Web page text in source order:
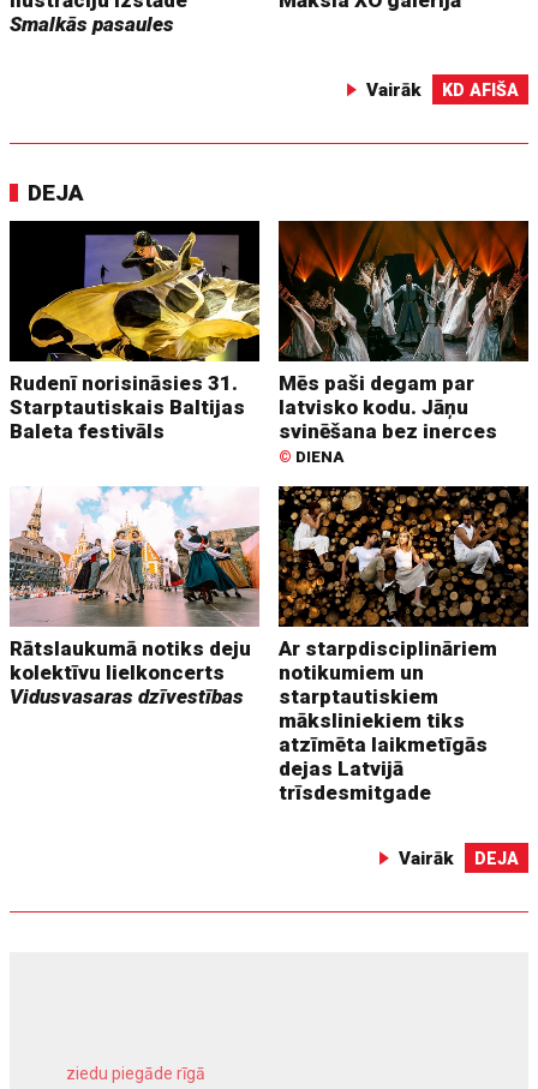
Smalkās pasaules
Vairāk KD AFIŠA
DEJA
Rudenī norisināsies 31.
Starptautiskais Baltijas
Baleta festivāls
Mēs paši degam par
latvisko kodu. Jāņu
svinēšana bez inerces
© DIENA
Rātslaukumā notiks deju
kolektīvu lielkoncerts
Vidusvasaras dzīvestības
Ar starpdisciplināriem
notikumiem un
starptautiskiem
māksliniekiem tiks
atzīmēta laikmetīgās
dejas Latvijā
trīsdesmitgade
Vairāk DEJA
ziedu piegāde rīgā